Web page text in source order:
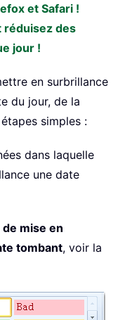
et Safari !
réduisez des
jour !
en surbrillance
du jour, de la
simples :
dans laquelle
une date
de mise en
tombant, voir la